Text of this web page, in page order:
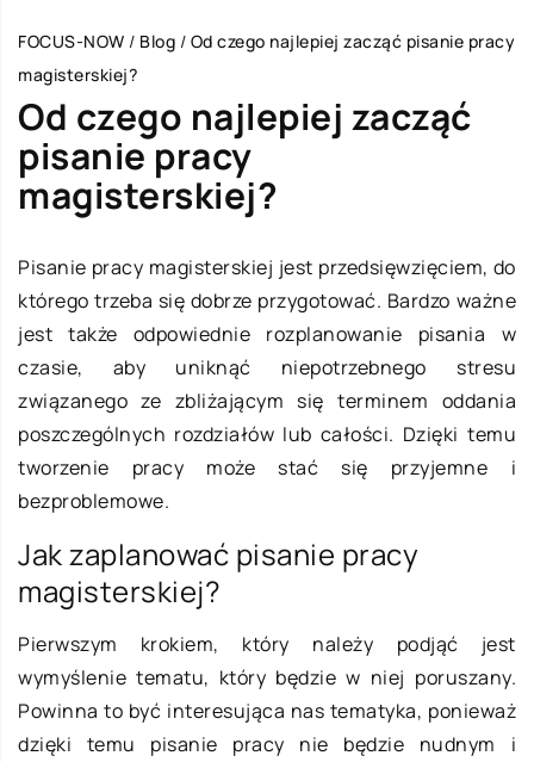
FOCUS-NOW / Blog / Od czego najlepiej zacząć pisanie pracy
magisterskiej?
Od czego najlepiej zacząć
pisanie pracy
magisterskiej?
Pisanie pracy magisterskiej jest przedsięwzięciem, do
którego trzeba się dobrze przygotować. Bardzo ważne
jest także odpowiednie rozplanowanie pisania w
czasie, aby uniknąć niepotrzebnego stresu
związanego ze zbliżającym się terminem oddania
poszczególnych rozdziałów lub całości. Dzięki temu
tworzenie pracy może stać się przyjemne i
bezproblemowe.
Jak zaplanować pisanie pracy
magisterskiej?
Pierwszym krokiem, który należy podjąć jest
wymyślenie tematu, który będzie w niej poruszany.
Powinna to być interesująca nas tematyka, ponieważ
dzięki temu pisanie pracy nie będzie nudnym i